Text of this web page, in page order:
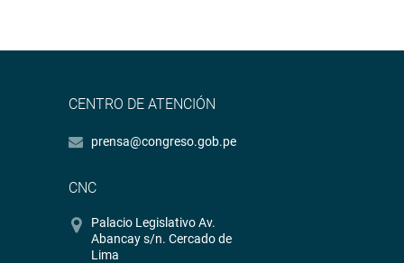
CENTRO DE ATENCIÓN
prensa@congreso.gob.pe
CNC
Palacio Legislativo Av.
Abancay s/n. Cercado de
Lima